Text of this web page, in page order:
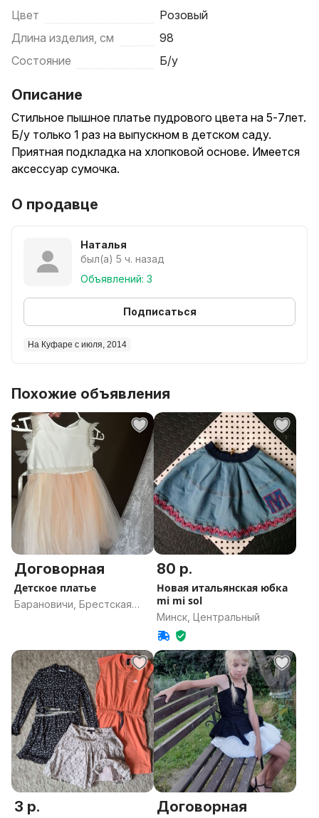
Цвет
Розовый
Длина изделия, см
98
Состояние
Б/у
Описание
Стильное пышное платье пудрового цвета на 5-7лет.
Б/у только 1 раз на выпускном в детском саду.
Приятная подкладка на хлопковой основе. Имеется
аксессуар сумочка.
О продавце
Наталья
был(а) 5 ч. назад
Объявлений: 3
Подписаться
На Куфаре с июля, 2014
Похожие объявления
Договорная
Детское платье
Барановичи, Брестская
80 р.
Новая итальянская юбка
mi mi sol
Минск, Центральный
3 р. Договорная